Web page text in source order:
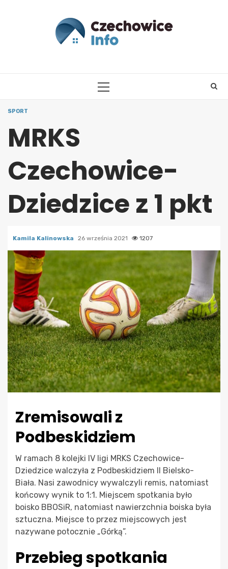
PRIMARY
SPORT
MRKS
Czechowice-
Dziedzice z 1 pkt
Kamila Kalinowska 26 września 2021 1207
Zremisowali z
Podbeskidziem
W ramach 8 kolejki IV ligi MRKS Czechowice-
Dziedzice walczyła z Podbeskidziem II Bielsko-
Biała. Nasi zawodnicy wywalczyli remis, natomiast
końcowy wynik to 1:1. Miejscem spotkania było
boisko BBOSiR, natomiast nawierzchnia boiska była
sztuczna. Miejsce to przez miejscowych jest
nazywane potocznie „Górką”.
Przebieg spotkania